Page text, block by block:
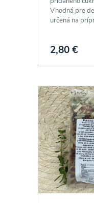
Vhodná pre
určená na
2,80 €